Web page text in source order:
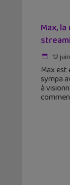
Max,
12
Max est
sympa
à